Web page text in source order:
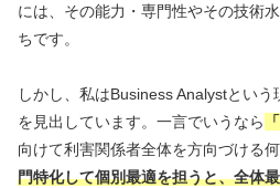
には、その能力・専門性やその技術
ちです。
しかし、私はBusiness Analystとい
を見出しています。一言でいうなら
向けて利害関係者全体を方向づける何
門特化して個別最適を担うと、全体